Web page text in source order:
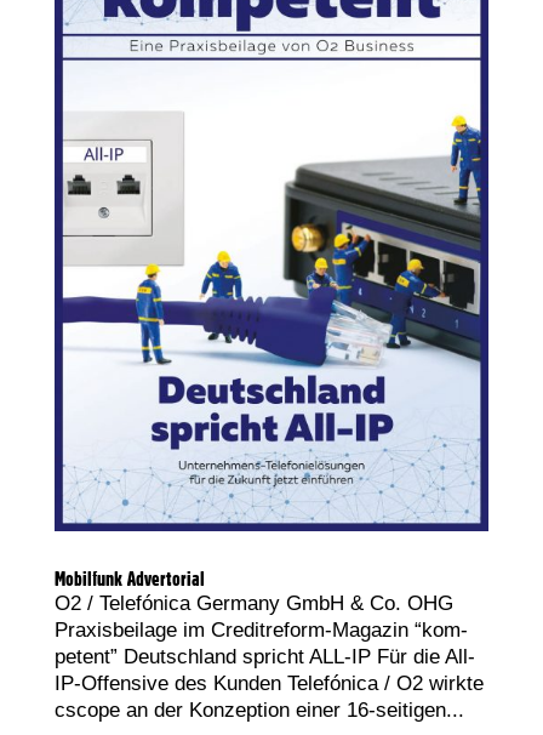
Mobilfunk Advertorial
O2 / Tele­fó­ni­ca Ger­ma­ny GmbH & Co. OHG
Pra­xis­bei­la­ge im Cre­dit­re­form-Maga­zin “kom­
pe­tent” Deutsch­land spricht ALL-IP Für die All-
IP-Offen­si­ve des Kun­den Tele­fó­ni­ca / O2 wirk­te
cscope an der Kon­zep­ti­on einer 16-sei­ti­gen...